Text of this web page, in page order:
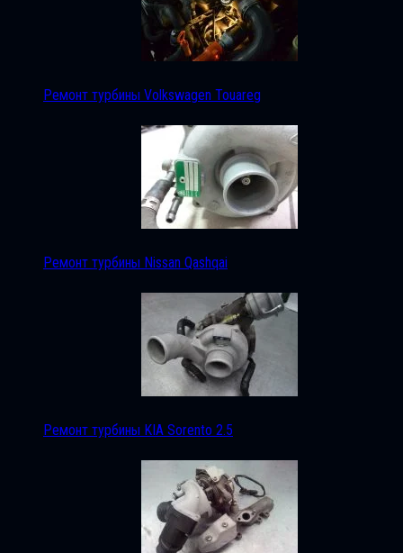
Ремонт турбины Volkswagen Touareg
Ремонт турбины Nissan Qashqai
Ремонт турбины KIA Sorento 2.5